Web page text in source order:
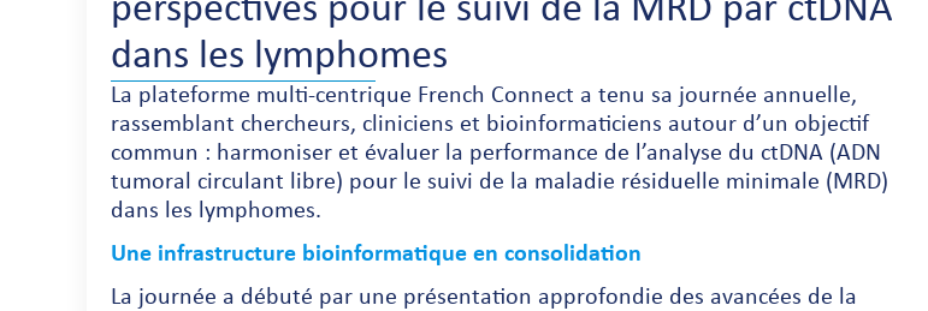
perspectives pour le suivi de la MRD par ctDNA
dans les lymphomes
La plateforme multi-centrique French Connect a tenu sa journée annuelle,
rassemblant chercheurs, cliniciens et bioinformaticiens autour d’un objectif
commun : harmoniser et évaluer la performance de l’analyse du ctDNA (ADN
tumoral circulant libre) pour le suivi de la maladie résiduelle minimale (MRD)
dans les lymphomes.
Une infrastructure bioinformatique en consolidation
La journée a débuté par une présentation approfondie des avancées de la